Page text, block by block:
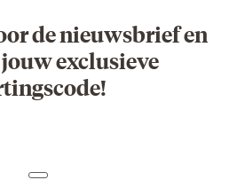
de nieuwsbrief en
exclusieve